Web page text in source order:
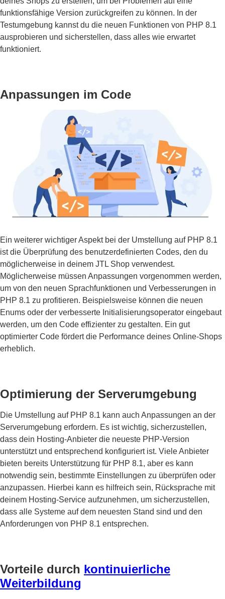
funktionsfähige Version zurückgreifen zu können. In der
Testumgebung kannst du die neuen Funktionen von PHP 8.1
ausprobieren und sicherstellen, dass alles wie erwartet
funktioniert.
Anpassungen im Code
Ein weiterer wichtiger Aspekt bei der Umstellung auf PHP 8.1
ist die Überprüfung des benutzerdefinierten Codes, den du
möglicherweise in deinem JTL Shop verwendest.
Möglicherweise müssen Anpassungen vorgenommen werden,
um von den neuen Sprachfunktionen und Verbesserungen in
PHP 8.1 zu profitieren. Beispielsweise können die neuen
Enums oder der verbesserte Initialisierungsoperator eingebaut
werden, um den Code effizienter zu gestalten. Ein gut
optimierter Code fördert die Performance deines Online-Shops
erheblich.
Optimierung der Serverumgebung
Die Umstellung auf PHP 8.1 kann auch Anpassungen an der
Serverumgebung erfordern. Es ist wichtig, sicherzustellen,
dass dein Hosting-Anbieter die neueste PHP-Version
unterstützt und entsprechend konfiguriert ist. Viele Anbieter
bieten bereits Unterstützung für PHP 8.1, aber es kann
notwendig sein, bestimmte Einstellungen zu überprüfen oder
anzupassen. Hierbei kann es hilfreich sein, Rücksprache mit
deinem Hosting-Service aufzunehmen, um sicherzustellen,
dass alle Systeme auf dem neuesten Stand sind und den
Anforderungen von PHP 8.1 entsprechen.
Vorteile durch kontinuierliche
Weiterbildung